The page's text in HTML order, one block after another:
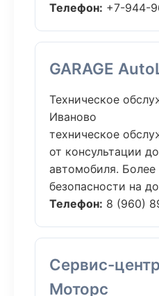
Телефон: +7-944-
GARAGE
Техническое
Иваново
техническое
от консультации
автомобиля.
безопасности на
Телефон: 8 (960)
Сервис-
Моторс